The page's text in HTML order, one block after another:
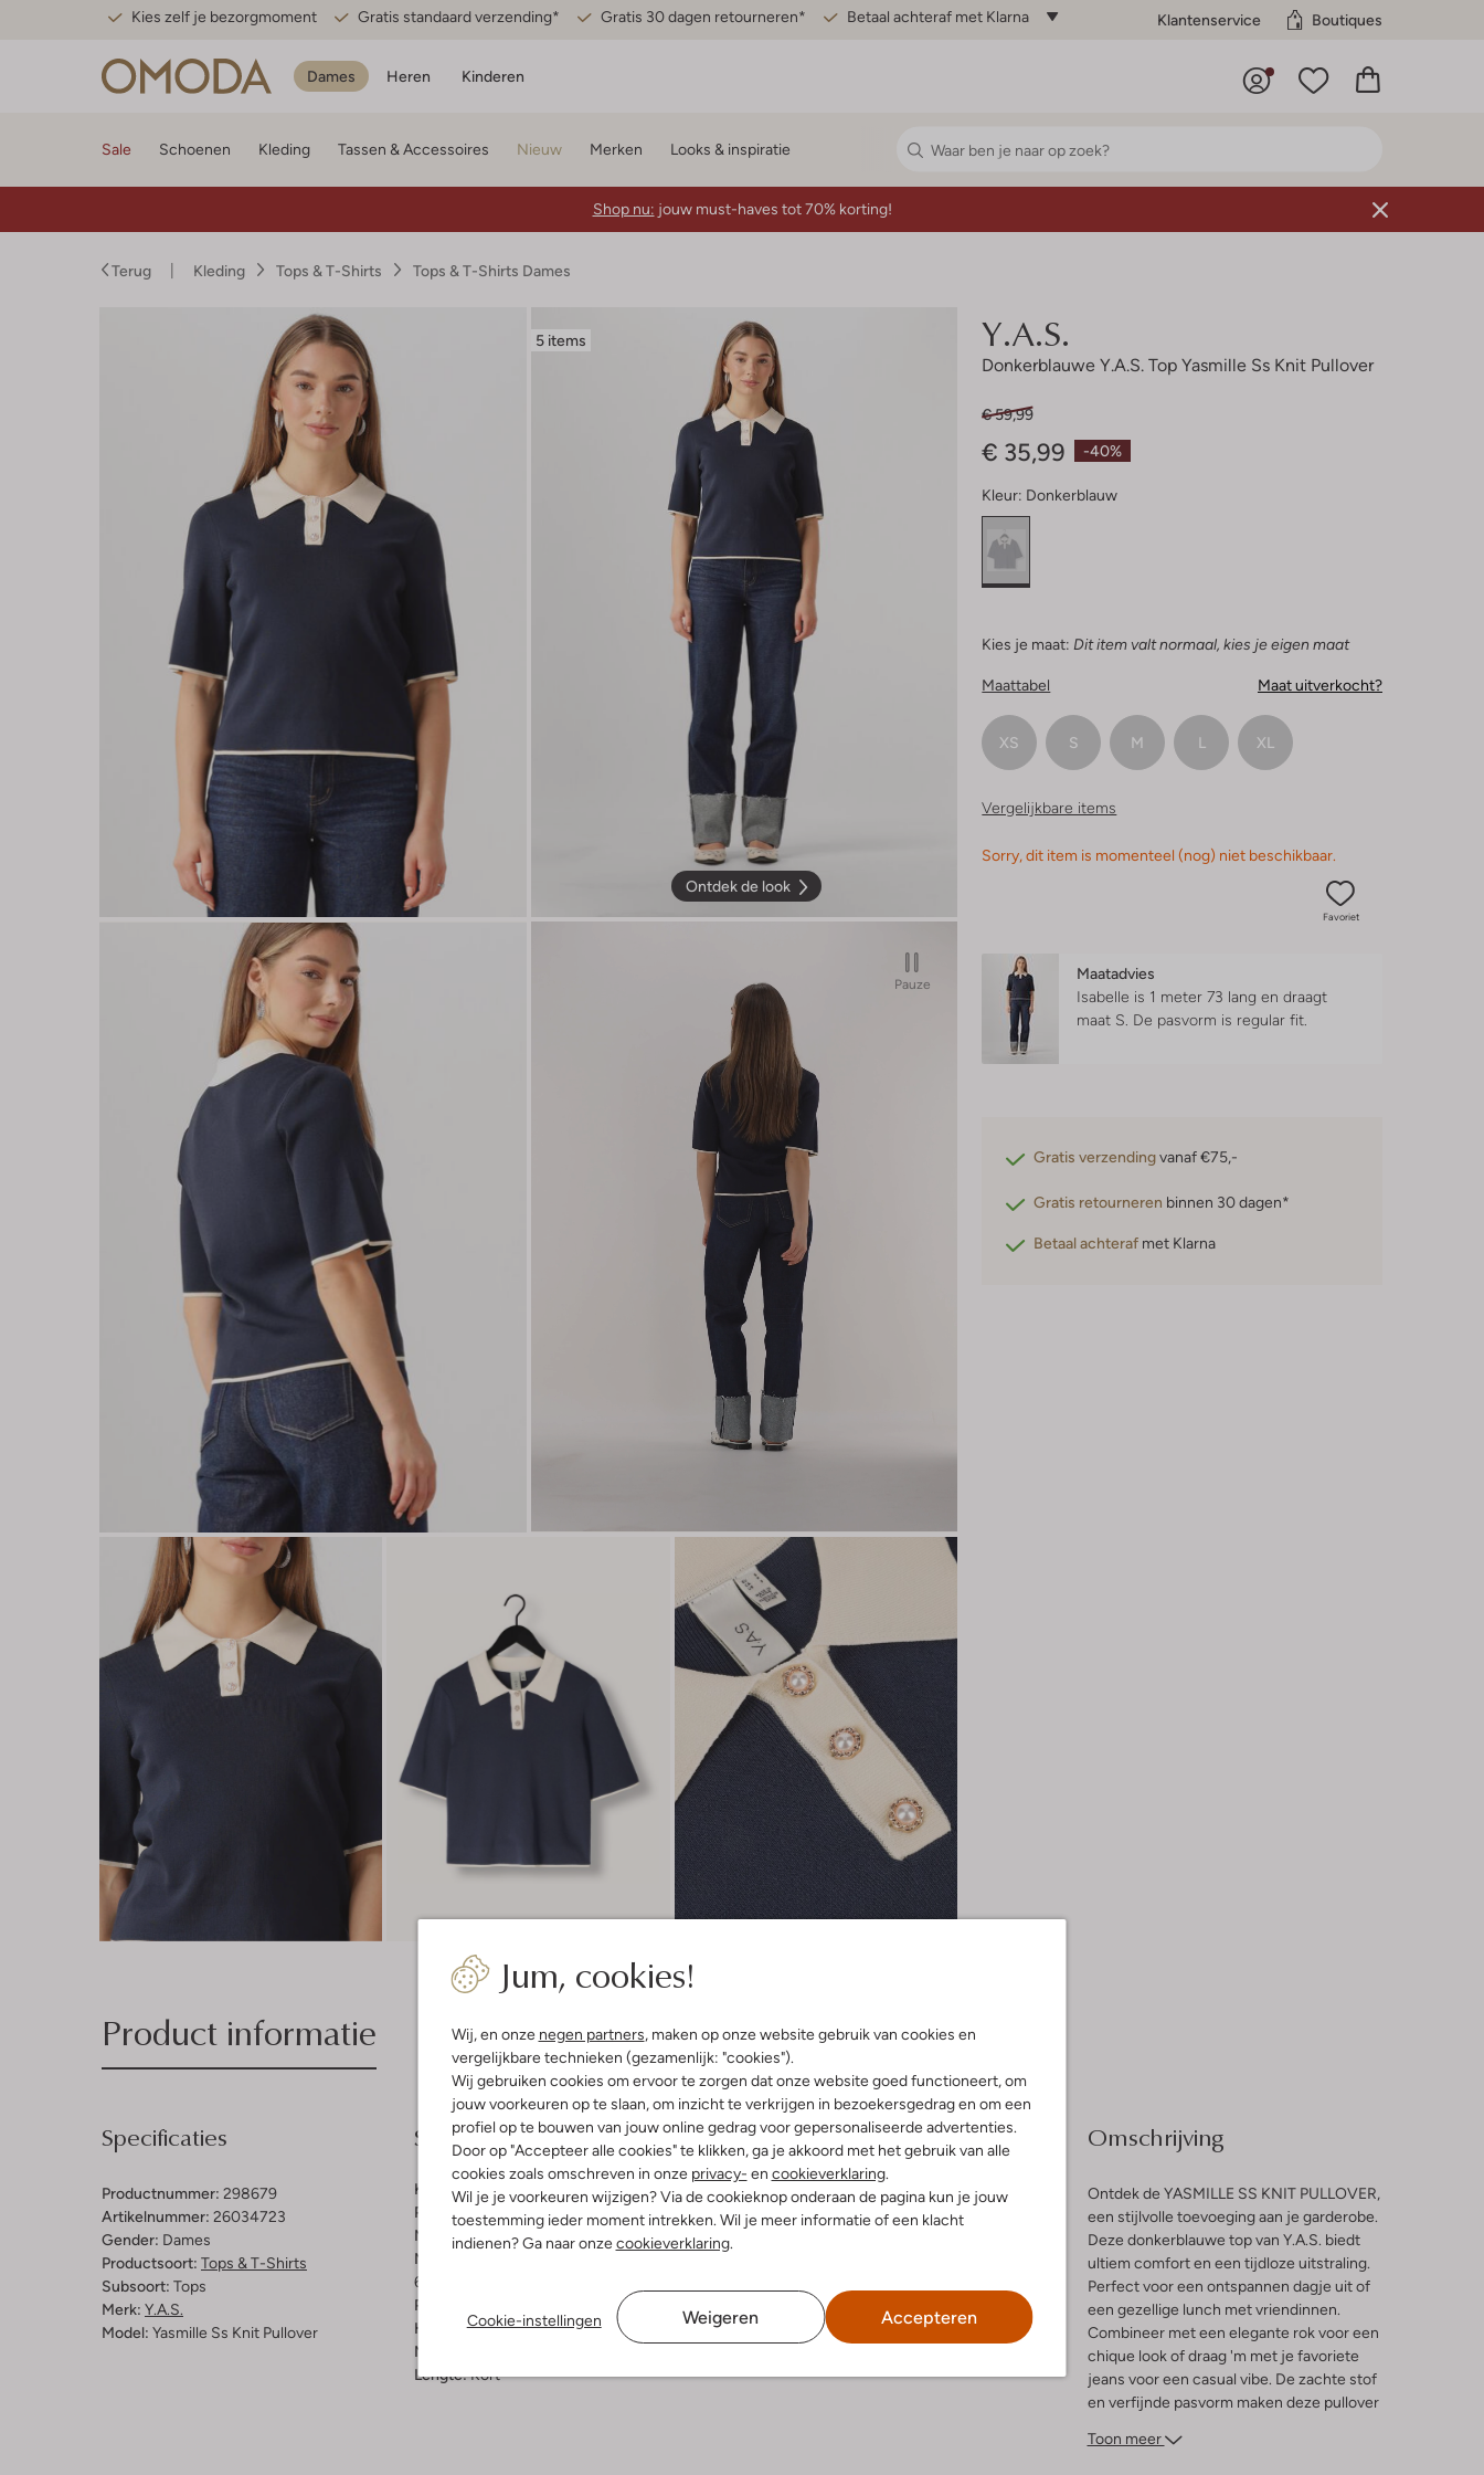
Kies zelf je bezorgmoment Gratis standaard verzending* Gratis 30 dagen retourneren* Betaal achteraf met Klarna Klantenservice Boutiques
Dames Heren Kinderen
Jum, cookies!
Wij, en onze negen partners, maken op onze website gebruik van cookies en
vergelijkbare technieken (gezamenlijk: "cookies").
Wij gebruiken cookies om ervoor te zorgen dat onze website goed functioneert, om
jouw voorkeuren op te slaan, om inzicht te verkrijgen in bezoekersgedrag en om een
profiel op te bouwen van jouw online gedrag voor gepersonaliseerde advertenties.
Door op "Accepteer alle cookies" te klikken, ga je akkoord met het gebruik van alle
cookies zoals omschreven in onze privacy- en cookieverklaring.
Wil je je voorkeuren wijzigen? Via de cookieknop onderaan de pagina kun je jouw
toestemming ieder moment intrekken. Wil je meer informatie of een klacht
indienen? Ga naar onzecookieverklaring.
Cookie-instellingen Weigeren Accepteren
Sale Schoenen Kleding Tassen & Accessoires Nieuw Merken Looks & inspiratie
Shop nu: jouw must-haves tot 70% korting!
Terug Kleding Tops & T-Shirts Tops & T-Shirts Dames
5 items
Ontdek de look
Pauze
Y.a.s.
Donkerblauwe Y.a.s. Top Yasmille Ss Knit Pullover
-40%
€ 59,99
€ 35,99
Kleur: Donkerblauw
Kies je maat: Dit item valt normaal, kies je eigen maat
Maattabel Maat uitverkocht?
XS S M L XL
Vergelijkbare items
Sorry, dit item is momenteel (nog) niet beschikbaar.
Favoriet
Maatadvies
Isabelle is 1 meter 73 lang en draagt
maat S. De pasvorm is regular fit
Gratis verzendingvanaf €75,-
Gratis retourneren binnen 30 dagen*
Betaal achteraf met Klarna
Product informatie Bezorgen & retourneren
Specificaties
Productnummer: 298679
Artikelnummer: 26034723
Gender: Dames
Productsoort: Tops & T-Shirts
Subsoort: Tops
Merk: Y.a.s.
Model: Yasmille Ss Knit Pullover
Samenstelling & Pasvorm
Kleur: Donkerblauw
Patroon:
Effen
Materiaal:
Viscose
Materiaalpercentages:
65% Viscose, 35% Nylon
Pasvorm:
Halslijn:Kraag
Mouwlengte:
Lengte:Kort
Wasvoorschriften
Alleen handwassen
Strijken op maximaal 110 °C
Alleen liggend drogen
Niet chemisch reinigen
Omschrijving
Ontdek de YASMILLE SS KNIT PULLOVER,
een stijlvolle toevoeging aan je garderobe.
Deze donkerblauwe top van Y.A.S. biedt
ultiem comfort en een tijdloze uitstraling.
Perfect voor een ontspannen dagje uit of
een gezellige lunch met vriendinnen.
Combineer met een elegante rok voor een
chique look of draag 'm met je favoriete
jeans voor een casual vibe. De zachte stof
en verfijnde pasvorm maken deze pullover
van moeiteloze stijl. Voeg een paar
Toon meer